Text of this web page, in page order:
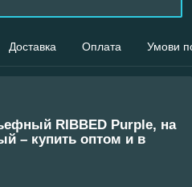
Доставка Оплата Умови
RIBBED Purple, на
– купить оптом и в